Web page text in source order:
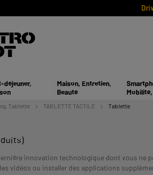
déjeuner,
Maison, Entretien,
Beauté
Tablette TABLETTE TACTILE Tablette
innovation technologique dont vous ne
vidéos ou installer des applications